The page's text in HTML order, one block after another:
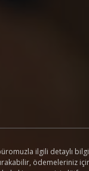
ilgili detaylı
ödemeleriniz